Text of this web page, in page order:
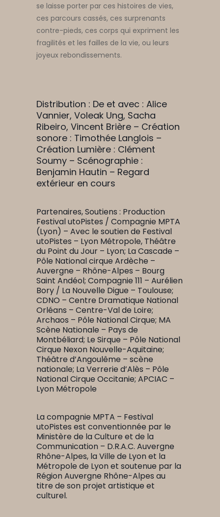
se laisse porter par ces histoires de vies,
ces parcours cassés, ces surprenants
contre-pieds, ces corps qui expriment les
fragilités et les failles de la vie, ou leurs
joyeux rebondissements.
Distribution : De et avec : Alice
Vannier, Voleak Ung, Sacha
Ribeiro, Vincent Brière – Création
sonore : Timothée Langlois –
Création Lumière : Clément
Soumy – Scénographie :
Benjamin Hautin – Regard
extérieur en cours
Partenaires, Soutiens : Production
Festival utoPistes / Compagnie MPTA
(Lyon) – Avec le soutien de Festival
utoPistes – Lyon Métropole, Théâtre
du Point du Jour – Lyon; La Cascade –
Pôle National cirque Ardèche –
Auvergne – Rhône-Alpes – Bourg
Saint Andéol; Compagnie 111 – Aurélien
Bory / La Nouvelle Digue – Toulouse;
CDNO – Centre Dramatique National
Orléans – Centre-Val de Loire;
Archaos – Pôle National Cirque; MA
Scène Nationale – Pays de
Montbéliard; Le Sirque – Pôle National
Cirque Nexon Nouvelle-Aquitaine;
Théâtre d’Angoulême – scène
nationale; La Verrerie d’Alès – Pôle
National Cirque Occitanie; APCIAC –
Lyon Métropole
La compagnie MPTA – Festival
utoPistes est conventionnée par le
Ministère de la Culture et de la
Communication – D.R.A.C. Auvergne
Rhône-Alpes, la Ville de Lyon et la
Métropole de Lyon et soutenue par la
Région Auvergne Rhône-Alpes au
titre de son projet artistique et
culturel.